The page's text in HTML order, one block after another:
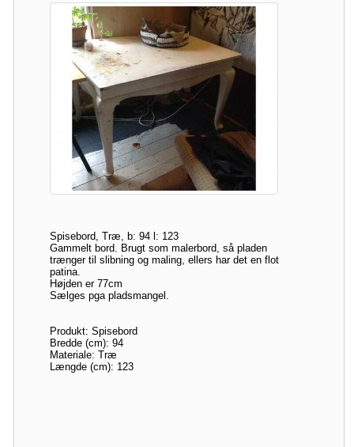
Spisebord, Træ, b: 94 l: 123
Gammelt bord. Brugt som malerbord, så pladen
trænger til slibning og maling, ellers har det en flot
patina.
Højden er 77cm
Sælges pga pladsmangel.
Produkt: Spisebord
Bredde (cm): 94
Materiale: Træ
Længde (cm): 123